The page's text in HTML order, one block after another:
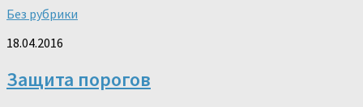
Без рубрики
18.04.2016
Защита порогов